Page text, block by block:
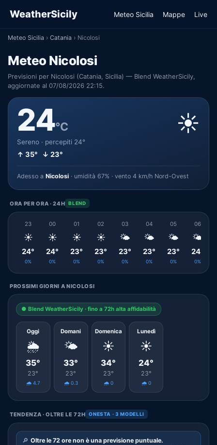
WeatherSicily Meteo Sicilia Mappe Live
Meteo Sicilia › Catania › Nicolosi
Meteo Nicolosi
Previsioni per Nicolosi (Catania, Sicilia) — Blend WeatherSicily,
aggiornate al 07/08/2026 22:15.
24°C
Sereno · percepiti 24°
↑ 35° ↓ 23°
☀️
Adesso a Nicolosi · umidità 67% · vento 4 km/h Nord-Ovest
ORA PER ORA · 24H BLEND
23
☀️
24°
0%
00
☀️
24°
0%
01
☀️
23°
0%
02
☀️
23°
0%
03
🌤️
23°
0%
04
🌤️
23°
0%
05
🌤️
23°
0%
06
🌤️
24°
0%
PROSSIMI GIORNI A NICOLOSI
● Blend WeatherSicily · fino a 72h alta affidabilità
Oggi
🌦️
35°
23°
🌧️ 4.7
Domani
🌤️
33°
23°
🌧️ 0.3
Domenica
☀️
34°
23°
🌧️ 0
Lunedì
☀️
24°
23°
🌧️ 0
TENDENZA · OLTRE LE 72H ONESTA · 3 MODELLI
🔎 Oltre le 72 ore non è una previsione puntuale.